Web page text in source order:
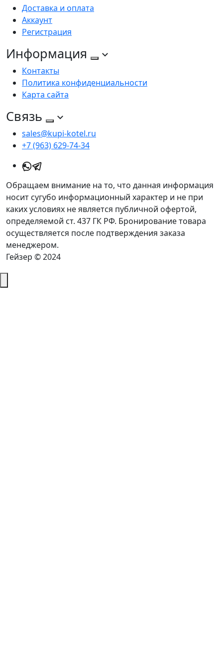
Доставка и оплата
Аккаунт
Регистрация
Информация
Контакты
Политика конфиденциальности
Карта сайта
Связь
sales@kupi-kotel.ru
+7 (963) 629-74-34
Обращаем внимание на то, что данная информация
носит сугубо информационный характер и не при
каких условиях не является публичной офертой,
определяемой ст. 437 ГК РФ. Бронирование товара
осуществляется после подтверждения заказа
менеджером.
Гейзер © 2024